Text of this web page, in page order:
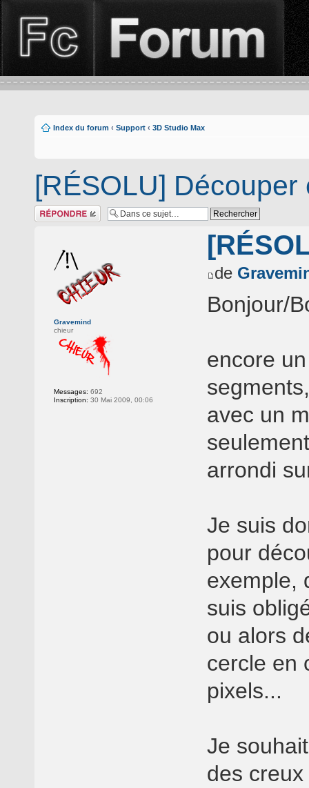
Index du forum ‹ Support ‹ 3D Studio Max
[RÉSOLU] Découper
Répondre
Gravemind
chieur
Messages: 692
Inscription: 30 Mai 2009, 00:06
de
Bonjour/
encore
avec un
arrondi
Je suis
pour
exemple,
suis
ou alors
cercle en
pixels...
Je
des